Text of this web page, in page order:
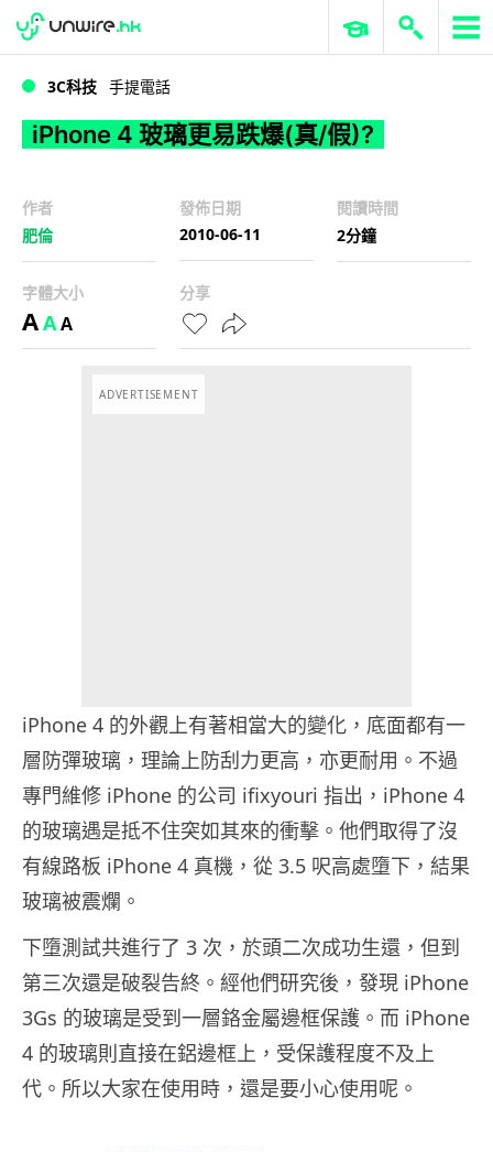
iPhone 4 玻璃更易跌爆(真/假)?
WWDC 2026 ERP 與商業 AI
3C科技 手提電話
iPhone 4 玻璃更易跌爆(真/假)?
作者
肥倫
發佈日期
2010-06-11
閱讀時間
2分鐘
字體大小
AAA
分享
ADVERTISEMENT
iPhone 4 的外觀上有著相當大的變化，底面都有一
層防彈玻璃，理論上防刮力更高，亦更耐用。不過
專門維修 iPhone 的公司 ifixyouri 指出，iPhone 4
的玻璃遇是抵不住突如其來的衝擊。他們取得了沒
有線路板 iPhone 4 真機，從 3.5 呎高處墮下，結果
玻璃被震爛。
下墮測試共進行了 3 次，於頭二次成功生還，但到
第三次還是破裂告終。經他們研究後，發現 iPhone
3Gs 的玻璃是受到一層鉻金屬邊框保護。而 iPhone
4 的玻璃則直接在鋁邊框上，受保護程度不及上
代。所以大家在使用時，還是要小心使用呢。